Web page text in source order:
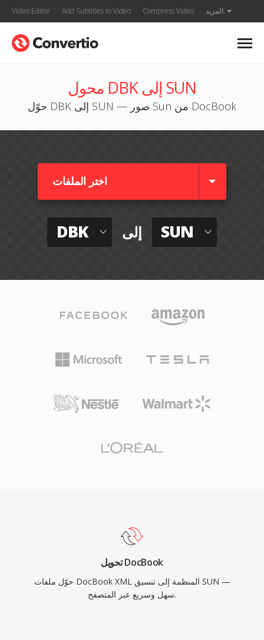
Video Editor Add Subtitles to Video Compress Video المزيد
محول DBK إلى SUN
حوّل DBK إلى SUN — صور Sun من DocBook
اختر الملفات
DBK إلى SUN
تحويل DocBook
حوّل ملفات DocBook XML المنظمة إلى تنسيق SUN —
سهل وسريع عبر المتصفح.